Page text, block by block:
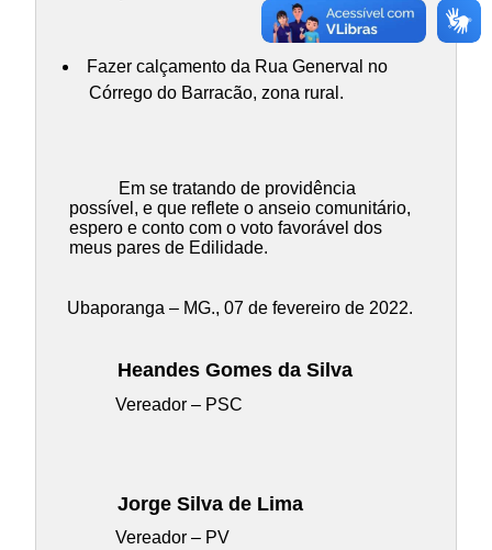
Fazer calçamento da Rua Generval no
Córrego do Barracão, zona rural.
Em se tratando de providência
possível, e que reflete o anseio comunitário,
espero e conto com o voto favorável dos
meus pares de Edilidade.
Ubaporanga – MG., 07 de fevereiro de 2022.
Heandes Gomes da Silva
Vereador – PSC
Jorge Silva de Lima
Vereador – PV